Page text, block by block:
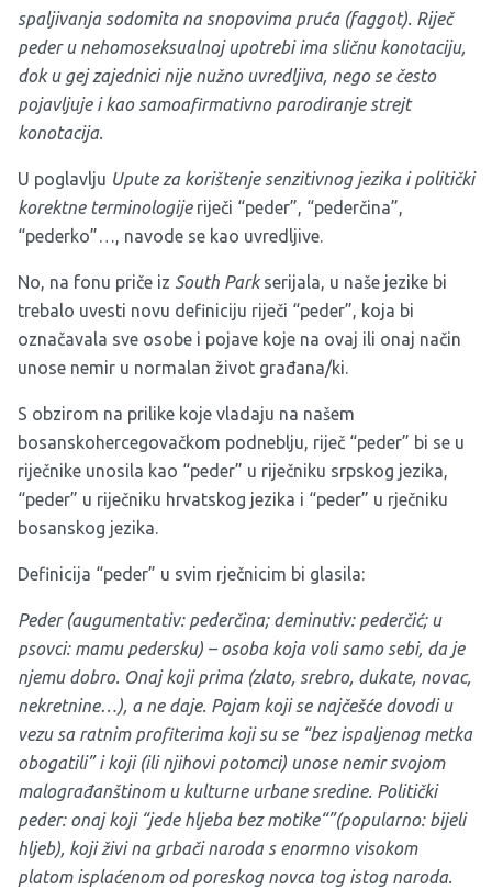
spaljivanja sodomita na snopovima pruća (faggot). Riječ
peder u nehomoseksualnoj upotrebi ima sličnu konotaciju,
dok u gej zajednici nije nužno uvredljiva, nego se često
pojavljuje i kao samoafirmativno parodiranje strejt
konotacija.
U poglavlju Upute za korištenje senzitivnog jezika i politički
korektne terminologijeriječi “peder”, “pederčina”,
“pederko”…, navode se kao uvredljive.
No, na fonu priče iz South Parkserijala, u naše jezike bi
trebalo uvesti novu definiciju riječi “peder”, koja bi
označavala sve osobe i pojave koje na ovaj ili onaj način
unose nemir u normalan život građana/ki.
S obzirom na prilike koje vladaju na našem
bosanskohercegovačkom podneblju, riječ “peder” bi se u
riječnike unosila kao “peder” u riječniku srpskog jezika,
“peder” u riječniku hrvatskog jezika i “peder” u rječniku
bosanskog jezika.
Definicija “peder” u svim rječnicim bi glasila:
Peder (augumentativ: pederčina; deminutiv: pederčić; u
psovci: mamu pedersku) – osoba koja voli samo sebi, da je
njemu dobro. Onaj koji prima (zlato, srebro, dukate, novac,
nekretnine…), a ne daje. Pojam koji se najčešće dovodi u
vezu sa ratnim profiterima koji su se “bez ispaljenog metka
obogatili” i koji (ili njihovi potomci) unose nemir svojom
malograđanštinom u kulturne urbane sredine. Politički
peder: onaj koji “jede hljeba bez motike“”(popularno: bijeli
hljeb), koji živi na grbači naroda s enormno visokom
platom isplaćenom od poreskog novca tog istog naroda.